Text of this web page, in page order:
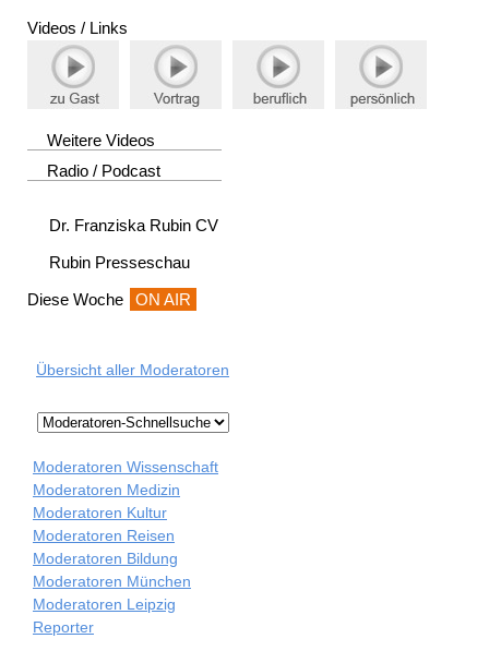
Videos / Links
Weitere Videos
Radio / Podcast
Dr. Franziska Rubin CV
Rubin Presseschau
Diese Woche
ON AIR
Übersicht aller Moderatoren
Moderatoren Wissenschaft
Moderatoren Medizin
Moderatoren Kultur
Moderatoren Reisen
Moderatoren Bildung
Moderatoren München
Moderatoren Leipzig
Reporter